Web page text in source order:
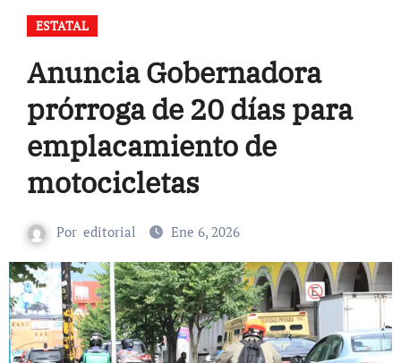
ESTATAL
Anuncia Gobernadora
prórroga de 20 días para
emplacamiento de
motocicletas
Por editorial Ene 6, 2026